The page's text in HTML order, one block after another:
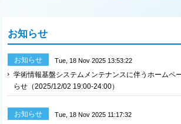
お知らせ
お知らせ Tue, 18 Nov 2025 13:53:22
学術情報基盤システムメンテナンスに伴うホームペ
らせ（2025/12/02 19:00-24:00）
お知らせ Tue, 18 Nov 2025 11:17:32